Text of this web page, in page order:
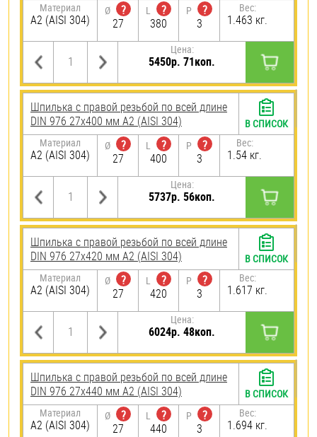
Материал
А2 (AISI 304)
Ø
?
27
L
?
380
P
?
3
Вес:
1.463 кг.
Цена:
5450р. 71коп.
Шпилька с правой резьбой по всей длине
DIN 976 27х400 мм А2 (AISI 304)
Материал
А2 (AISI 304)
Ø
?
27
L
?
400
P
?
3
Вес:
1.54 кг.
Цена:
5737р. 56коп.
В СПИСОК
Шпилька с правой резьбой по всей длине
DIN 976 27х420 мм А2 (AISI 304)
Материал
А2 (AISI 304)
Ø
?
27
L
?
420
P
?
3
Вес:
1.617 кг.
Цена:
6024р. 48коп.
В СПИСОК
Шпилька с правой резьбой по всей длине
DIN 976 27х440 мм А2 (AISI 304)
Материал
А2 (AISI 304)
Ø
?
27
L
?
440
P
?
3
Вес:
1.694 кг.
В СПИСОК